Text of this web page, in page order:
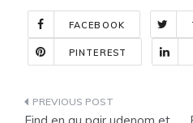
FACEBOOK
PINTEREST
Indlægsnavigation